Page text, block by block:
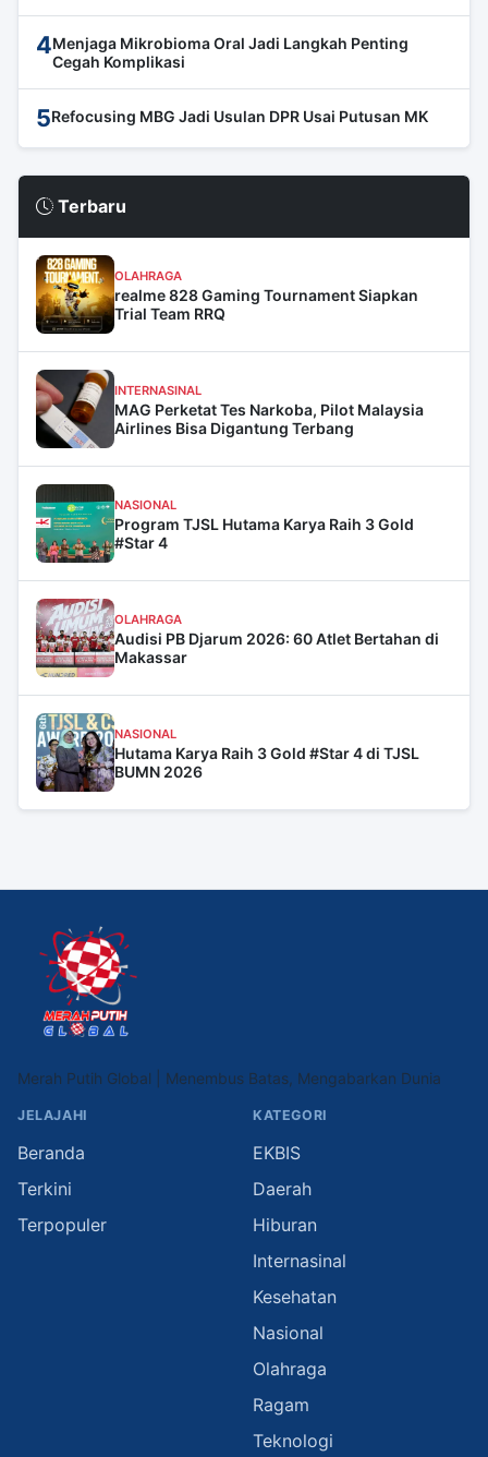
4Menjaga Mikrobioma Oral Jadi Langkah Penting
Cegah Komplikasi
5Refocusing MBG Jadi Usulan DPR Usai Putusan MK
Terbaru
OLAHRAGA
realme 828 Gaming Tournament Siapkan
Trial Team RRQ
INTERNASINAL
MAG Perketat Tes Narkoba, Pilot Malaysia
Airlines Bisa Digantung Terbang
NASIONAL
Program TJSL Hutama Karya Raih 3 Gold
#Star 4
OLAHRAGA
Audisi PB Djarum 2026: 60 Atlet Bertahan di
Makassar
NASIONAL
Hutama Karya Raih 3 Gold #Star 4 di TJSL
BUMN 2026
Merah Putih Global | Menembus Batas, Mengabarkan Dunia
JELAJAHI
Beranda
Terkini
Terpopuler
KATEGORI
EKBIS
Daerah
Hiburan
Internasinal
Kesehatan
Nasional
Olahraga
Ragam
Teknologi